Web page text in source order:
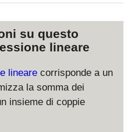
su questo
lineare
lineare corrisponde a un
la somma dei
insieme di coppie